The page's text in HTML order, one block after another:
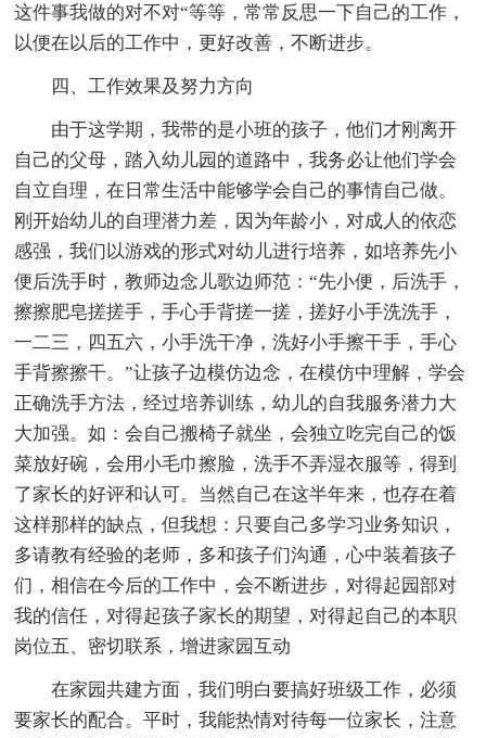
这件事我做的对不对“等等，常常反思一下自己的工作，
以便在以后的工作中，更好改善，不断进步。
四、工作效果及努力方向
由于这学期，我带的是小班的孩子，他们才刚离开
自己的父母，踏入幼儿园的道路中，我务必让他们学会
自立自理，在日常生活中能够学会自己的事情自己做。
刚开始幼儿的自理潜力差，因为年龄小，对成人的依恋
感强，我们以游戏的形式对幼儿进行培养，如培养先小
便后洗手时，教师边念儿歌边师范：“先小便，后洗手，
擦擦肥皂搓搓手，手心手背搓一搓，搓好小手洗洗手，
一二三，四五六，小手洗干净，洗好小手擦干手，手心
手背擦擦干。”让孩子边模仿边念，在模仿中理解，学会
正确洗手方法，经过培养训练，幼儿的自我服务潜力大
大加强。如：会自己搬椅子就坐，会独立吃完自己的饭
菜放好碗，会用小毛巾擦脸，洗手不弄湿衣服等，得到
了家长的好评和认可。当然自己在这半年来，也存在着
这样那样的缺点，但我想：只要自己多学习业务知识，
多请教有经验的老师，多和孩子们沟通，心中装着孩子
们，相信在今后的工作中，会不断进步，对得起园部对
我的信任，对得起孩子家长的期望，对得起自己的本职
岗位五、密切联系，增进家园互动
在家园共建方面，我们明白要搞好班级工作，必须
要家长的配合。平时，我能热情对待每一位家长，注意